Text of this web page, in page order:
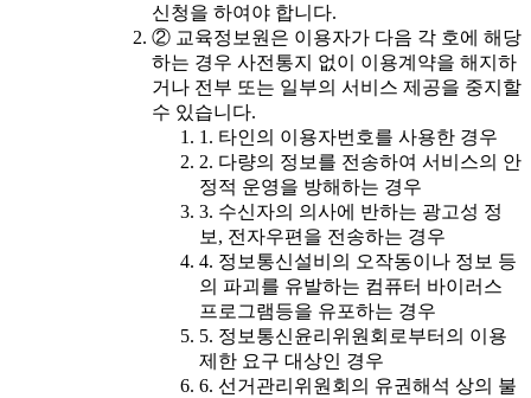
신청을 하여야 합니다.
② 교육정보원은 이용자가 다음 각 호에 해당
하는 경우 사전통지 없이 이용계약을 해지하
거나 전부 또는 일부의 서비스 제공을 중지할
수 있습니다.
1. 타인의 이용자번호를 사용한 경우
2. 다량의 정보를 전송하여 서비스의 안
정적 운영을 방해하는 경우
3. 수신자의 의사에 반하는 광고성 정
보, 전자우편을 전송하는 경우
4. 정보통신설비의 오작동이나 정보 등
의 파괴를 유발하는 컴퓨터 바이러스
프로그램등을 유포하는 경우
5. 정보통신윤리위원회로부터의 이용
제한 요구 대상인 경우
6. 선거관리위원회의 유권해석 상의 불